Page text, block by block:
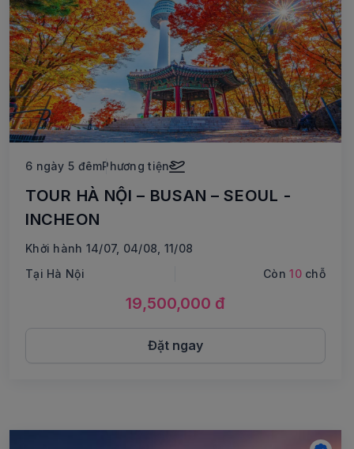
6 ngày 5 đêmPhương tiện
TOUR HÀ NỘI – BUSAN – SEOUL -
INCHEON
Khởi hành 14/07, 04/08, 11/08
Tại Hà Nội
Còn10chỗ
19,500,000 đ
Đặt ngay